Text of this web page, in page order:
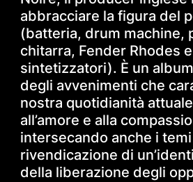
abbracciare la figura del
(batteria, drum machine,
chitarra, Fender Rhodes e
sintetizzatori). È un
degli avvenimenti che
nostra quotidianità
all’amore e alla
intersecando anche i
rivendicazione di
della liberazione degli